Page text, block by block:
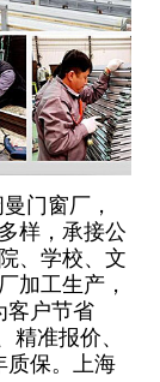
门窗厂，
样，承接公
、学校、文
加工生产，
客户节省
精准报价、
质保。上海